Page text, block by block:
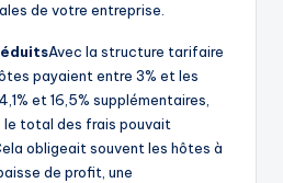
de votre entreprise.
Avec la structure tarifaire
payaient entre 3% et les
et 16,5% supplémentaires,
le total des frais pouvait
obligeait souvent les hôtes à
de profit, une